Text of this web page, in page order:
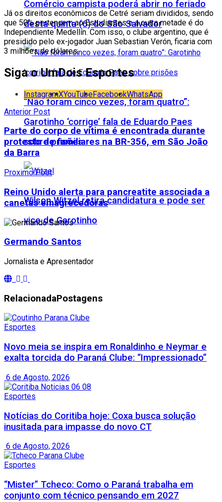
Comércio campista poderá abrir no feriado
desta quinta (6) do São Salvador
“Não foram cinco vezes, foram quatro”:
Garotinho ‘corrige’ fala de Eduardo Paes
sobre prisões
Wilson Witzel retira candidatura e pode ser
vice de Garotinho
Já os direitos econômicos de Cetré seriam divididos, sendo
que 50% pertencem ao Estudiantes e a outra metade é do
Independiente Medellín. Com isso, o clube argentino, que é
presidido pelo ex-jogador Juan Sebastian Verón, ficaria com
3 milhões de dólares.
Siga o UmDois Esportes
InstagramXYouTubeFacebookWhatsApp
Anterior Post
Parte do corpo de vítima é encontrada durante
protesto de familiares na BR-356, em São João
da Barra
Proximo Post
Reino Unido alerta para pancreatite associada a
canetas emagrecedoras
Germando Santos
Jornalista e Apresentador
RelacionadaPostagens
Esportes
Novo meia se inspira em Ronaldinho e Neymar e
exalta torcida do Paraná Clube: “Impressionado”
6 de Agosto, 2026
Esportes
Notícias do Coritiba hoje: Coxa busca solução
inusitada para impasse do novo CT
6 de Agosto, 2026
Esportes
“Mister” Tcheco: Como o Paraná trabalha em
conjunto com técnico pensando em 2027